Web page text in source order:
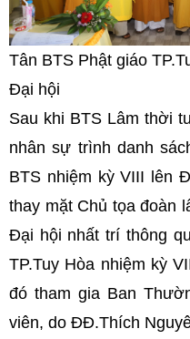
Tân BTS Phật giáo
Đại hội
Sau khi BTS Lâm thời
nhân sự trình danh
BTS nhiệm kỳ VIII lên
thay mặt Chủ tọa đoàn
Đại hội nhất trí thông
TP.Tuy Hòa nhiệm kỳ
đó tham gia Ban
viên, do ĐĐ.Thích